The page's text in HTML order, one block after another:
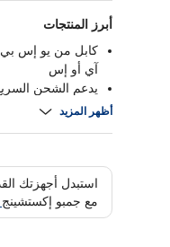
أبرز المنتجات
آي أو إس
يدعم الشحن السريع
يدعم مزامنة
أظهر المزيد
استبدل أجهزتك
مع جمبو إكستشينج